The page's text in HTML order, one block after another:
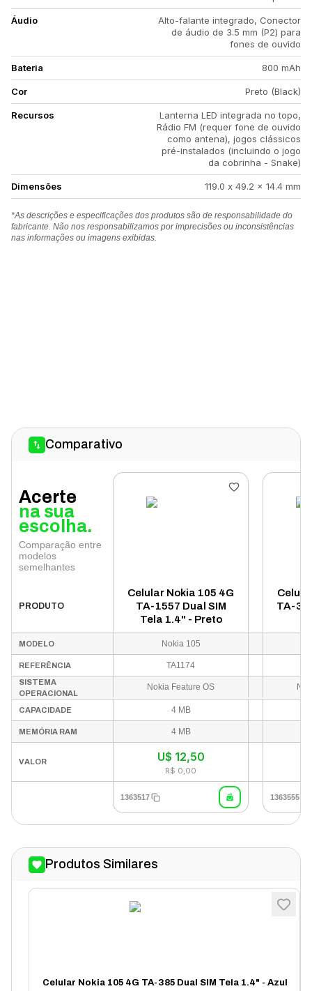
Áudio
Alto-falante integrado, Conector
de áudio de 3.5 mm (P2) para
fones de ouvido
Bateria 800 mAh
Cor Preto (Black)
Recursos
Lanterna LED integrada no topo,
Rádio FM (requer fone de ouvido
como antena), jogos clássicos
pré-instalados (incluindo o jogo
da cobrinha - Snake)
Dimensões 119.0 x 49.2 x 14.4 mm
*As descrições e especificações dos produtos são de responsabilidade do
fabricante. Não nos responsabilizamos por imprecisões ou inconsistências
nas informações ou imagens exibidas.
Comparativo
Acerte
na sua
escolha.
Comparação entre
modelos
semelhantes
PRODUTO
Celular Nokia 105 4G
TA-1557 Dual SIM
Tela 1.4" - Preto
TA-
MODELO Nokia 105
REFERÊNCIA TA1174
SISTEMA
OPERACIONAL
Nokia Feature OS
CAPACIDADE 4 MB
MEMÓRIA RAM 4 MB
VALOR U$ 12,50
R$ 0,00
1363517 1363555
Produtos Similares
Celular Nokia 105 4G TA-385 Dual SIM Tela 1.4" - Azul